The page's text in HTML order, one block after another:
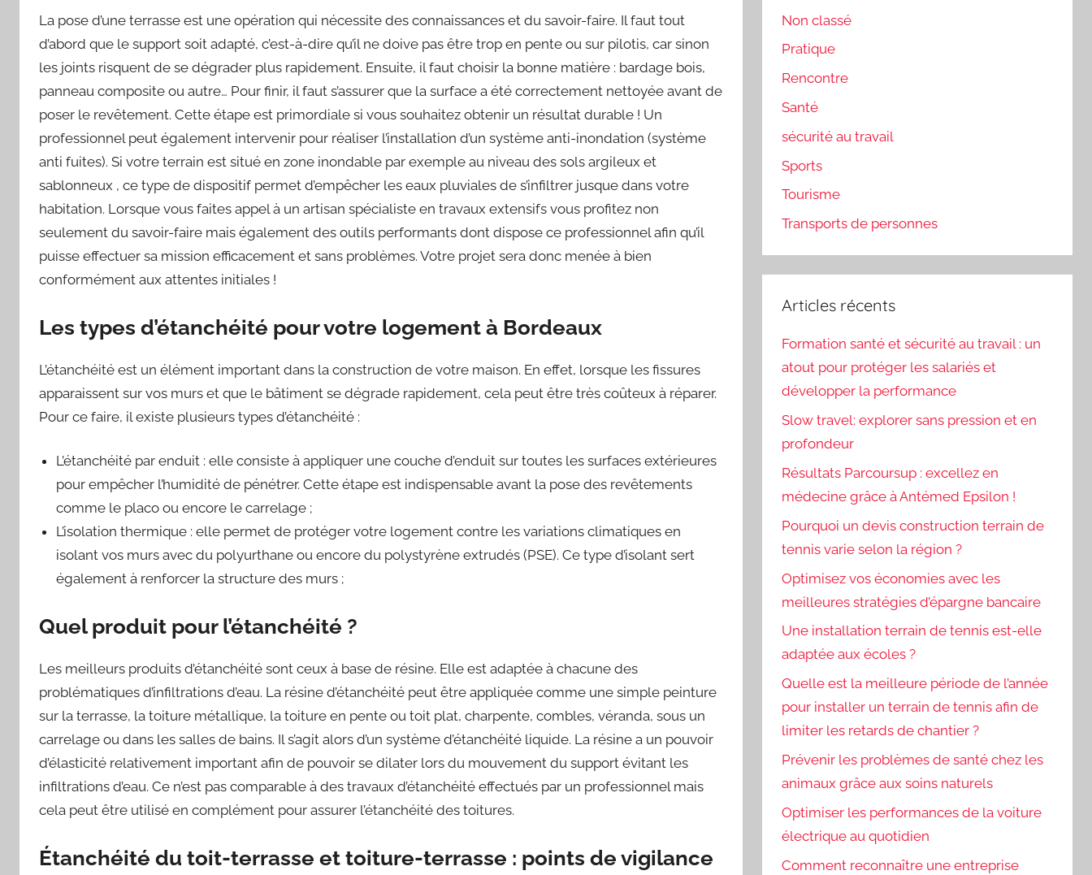
La pose d’une terrasse est une opération qui nécessite des connaissances et du savoir-faire. Il faut tout
d’abord que le support soit adapté, c’est-à-dire qu’il ne doive pas être trop en pente ou sur pilotis, car sinon
les joints risquent de se dégrader plus rapidement. Ensuite, il faut choisir la bonne matière : bardage bois,
panneau composite ou autre… Pour finir, il faut s’assurer que la surface a été correctement nettoyée avant de
poser le revêtement. Cette étape est primordiale si vous souhaitez obtenir un résultat durable ! Un
professionnel peut également intervenir pour réaliser l’installation d’un système anti-inondation (système
anti fuites). Si votre terrain est situé en zone inondable par exemple au niveau des sols argileux et
sablonneux , ce type de dispositif permet d’empêcher les eaux pluviales de s’infiltrer jusque dans votre
habitation. Lorsque vous faites appel à un artisan spécialiste en travaux extensifs vous profitez non
seulement du savoir-faire mais également des outils performants dont dispose ce professionnel afin qu’il
puisse effectuer sa mission efficacement et sans problèmes. Votre projet sera donc menée à bien
conformément aux attentes initiales !
Les types d’étanchéité pour votre logement à Bordeaux
L’étanchéité est un élément important dans la construction de votre maison. En effet, lorsque les fissures
apparaissent sur vos murs et que le bâtiment se dégrade rapidement, cela peut être très coûteux à réparer.
Pour ce faire, il existe plusieurs types d’étanchéité :
L’étanchéité par enduit : elle consiste à appliquer une couche d’enduit sur toutes les surfaces extérieures
pour empêcher l’humidité de pénétrer. Cette étape est indispensable avant la pose des revêtements
comme le placo ou encore le carrelage ;
L’isolation thermique : elle permet de protéger votre logement contre les variations climatiques en
isolant vos murs avec du polyurthane ou encore du polystyrène extrudés (PSE). Ce type d’isolant sert
également à renforcer la structure des murs ;
Quel produit pour l’étanchéité ?
Les meilleurs produits d’étanchéité sont ceux à base de résine. Elle est adaptée à chacune des
problématiques d’infiltrations d’eau. La résine d’étanchéité peut être appliquée comme une simple peinture
sur la terrasse, la toiture métallique, la toiture en pente ou toit plat, charpente, combles, véranda, sous un
carrelage ou dans les salles de bains. Il s’agit alors d’un système d’étanchéité liquide. La résine a un pouvoir
d’élasticité relativement important afin de pouvoir se dilater lors du mouvement du support évitant les
infiltrations d’eau. Ce n’est pas comparable à des travaux d’étanchéité effectués par un professionnel mais
cela peut être utilisé en complément pour assurer l’étanchéité des toitures.
Étanchéité du toit-terrasse et toiture-terrasse : points de vigilance
Non classé
Pratique
Rencontre
Santé
sécurité au travail
Sports
Tourisme
Transports de personnes
Articles récents
Formation santé et sécurité au travail : un
atout pour protéger les salariés et
développer la performance
Slow travel: explorer sans pression et en
profondeur
Résultats Parcoursup : excellez en
médecine grâce à Antémed Epsilon !
Pourquoi un devis construction terrain de
tennis varie selon la région ?
Optimisez vos économies avec les
meilleures stratégies d’épargne bancaire
Une installation terrain de tennis est-elle
adaptée aux écoles ?
Quelle est la meilleure période de l’année
pour installer un terrain de tennis afin de
limiter les retards de chantier ?
Prévenir les problèmes de santé chez les
animaux grâce aux soins naturels
Optimiser les performances de la voiture
électrique au quotidien
Comment reconnaître une entreprise